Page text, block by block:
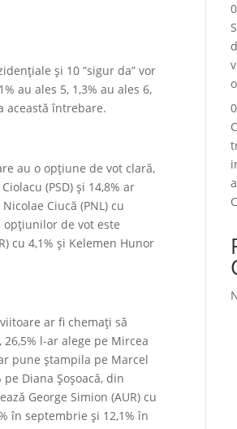
și 10 ”sigur da” vor
au ales 5, 1,3% au ales 6,
această întrebare.
au o opțiune de vot clară,
(PSD) și 14,8% ar
Ciucă (PNL) cu
opțiunilor de vot este
cu 4,1% și Kelemen Hunor
ar fi chemați să
l-ar alege pe Mircea
pune ștampila pe Marcel
Diana Șoșoacă, din
George Simion (AUR) cu
în septembrie și 12,1% în